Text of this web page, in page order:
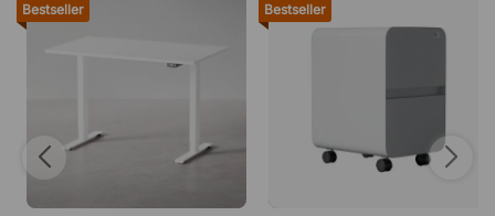
Bestseller Bestseller